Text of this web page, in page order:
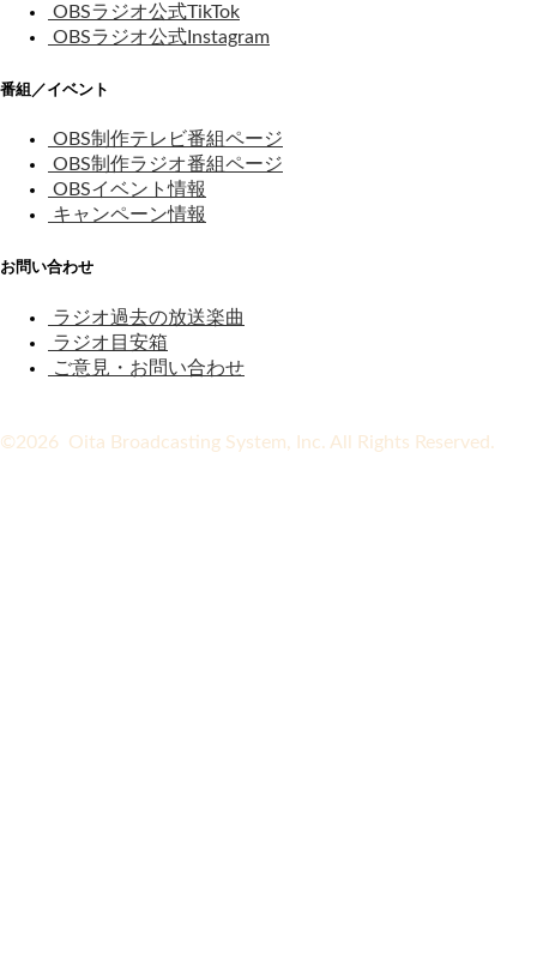
OBSラジオ公式TikTok
OBSラジオ公式Instagram
番組／イベント
OBS制作テレビ番組ページ
OBS制作ラジオ番組ページ
OBSイベント情報
キャンペーン情報
お問い合わせ
ラジオ過去の放送楽曲
ラジオ目安箱
ご意見・お問い合わせ
©2026 Oita Broadcasting System, Inc. All Rights Reserved.